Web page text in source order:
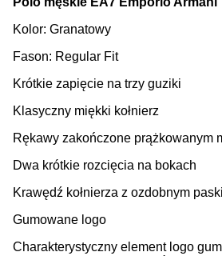
Kolor: Granatowy
Fason: Regular Fit
Krótkie zapięcie na trzy guziki
Klasyczny miękki kołnierz
Rękawy zakończone prążkowanym
Dwa krótkie rozcięcia na bokach
Krawędź kołnierza z ozdobnym
Gumowane logo
Charakterystyczny element logo